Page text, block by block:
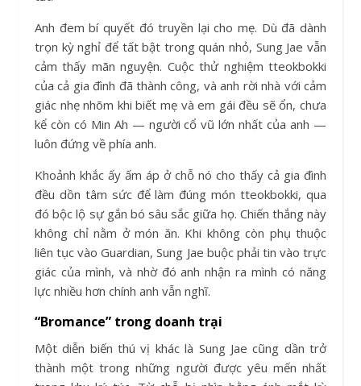
Anh đem bí quyết đó truyền lại cho mẹ. Dù đã dành
trọn kỳ nghỉ để tất bật trong quán nhỏ, Sung Jae vẫn
cảm thấy mãn nguyện. Cuộc thử nghiệm tteokbokki
của cả gia đình đã thành công, và anh rời nhà với cảm
giác nhẹ nhõm khi biết mẹ và em gái đều sẽ ổn, chưa
kể còn có Min Ah — người cổ vũ lớn nhất của anh —
luôn đứng về phía anh.
Khoảnh khắc ấy ấm áp ở chỗ nó cho thấy cả gia đình
đều dồn tâm sức để làm đúng món tteokbokki, qua
đó bộc lộ sự gắn bó sâu sắc giữa họ. Chiến thắng này
không chỉ nằm ở món ăn. Khi không còn phụ thuộc
liên tục vào Guardian, Sung Jae buộc phải tin vào trực
giác của mình, và nhờ đó anh nhận ra mình có năng
lực nhiều hơn chính anh vẫn nghĩ.
“Bromance” trong doanh trại
Một diễn biến thú vị khác là Sung Jae cũng dần trở
thành một trong những người được yêu mến nhất